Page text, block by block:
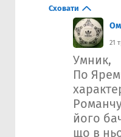
Сховати
21
Умник,
По
його
що в